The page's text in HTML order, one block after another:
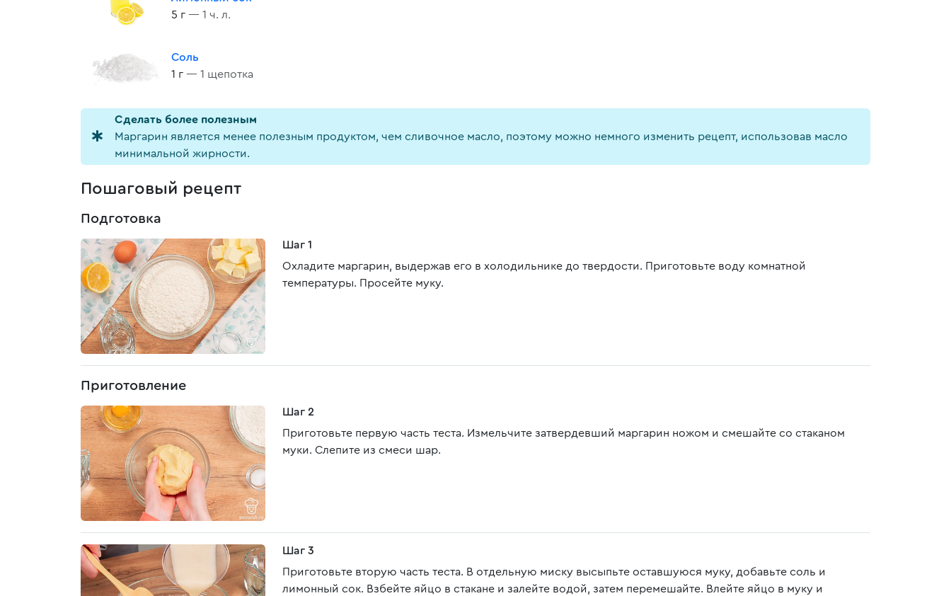
5 г — 1 ч. л.
Соль
1 г — 1 щепотка
Cделать более полезным
Маргарин является менее полезным продуктом, чем сливочное масло, поэтому можно немного изменить рецепт, использовав масло
минимальной жирности.
Пошаговый рецепт
Подготовка
Шаг 1
Охладите маргарин, выдержав его в холодильнике до твердости. Приготовьте воду комнатной
температуры. Просейте муку.
Приготовление
Шаг 2
Приготовьте первую часть теста. Измельчите затвердевший маргарин ножом и смешайте со стаканом
муки. Слепите из смеси шар.
Шаг 3
Приготовьте вторую часть теста. В отдельную миску высыпьте оставшуюся муку, добавьте соль и
лимонный сок. Взбейте яйцо в стакане и залейте водой, затем перемешайте. Влейте яйцо в муку и